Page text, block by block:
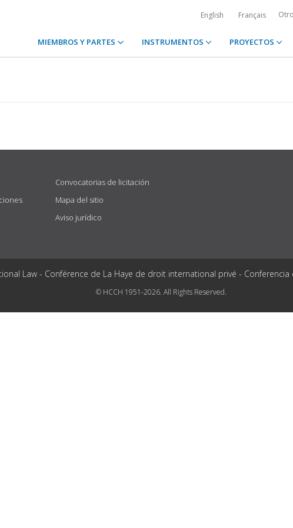
English Français
MIEMBROS Y PARTES INSTRUMENTOS PROYECTOS
Convocatorias de licitación
Mapa del sitio
Aviso jurídico
Law - Conférence de La Haye de droit international privé -
© HCCH 1951-2026. All Rights Reserved.